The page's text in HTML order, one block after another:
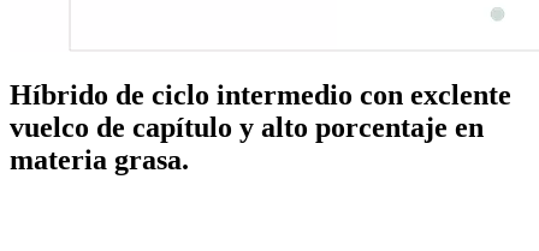
Híbrido de ciclo intermedio con exclente
vuelco de capítulo y alto porcentaje en
materia grasa.